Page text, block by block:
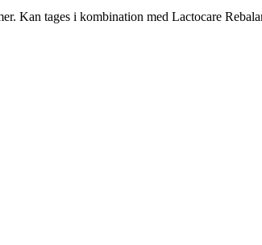
Kan tages i kombination med Lactocare